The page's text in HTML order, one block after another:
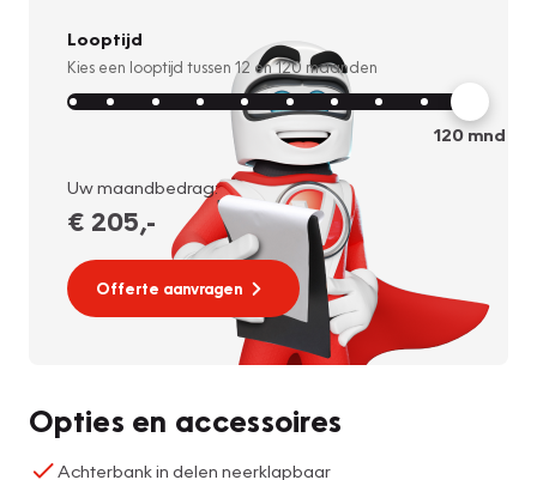
Looptijd
Kies een looptijd tussen 12 en120 maanden
120mnd
Uw maandbedrag:
€ 205,-
Offerte aanvragen
Opties en accessoires
Achterbank in delen neerklapbaar